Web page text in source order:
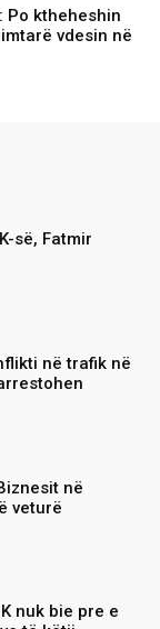
Po ktheheshin
vdesin në
së, Fatmir
në trafik në
në
veturë
nuk bie pre e